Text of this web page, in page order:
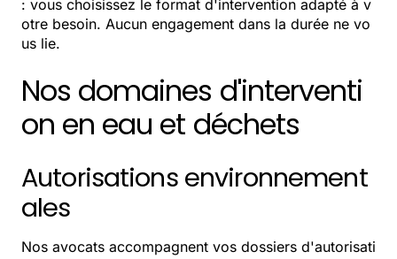
: vous choisissez le format d'intervention adapté à v
otre besoin. Aucun engagement dans la durée ne vo
us lie.
Nos domaines d'interventi
on en eau et déchets
Autorisations environnement
ales
Nos avocats accompagnent vos dossiers d'autorisati